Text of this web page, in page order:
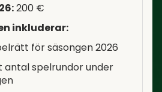
200 €
inkluderar:
för säsongen 2026
antal spelrundor under